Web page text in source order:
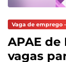
Vaga de emprego
APAE de
vagas